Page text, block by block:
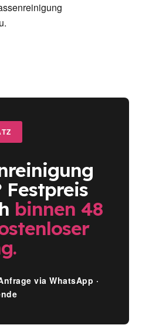
Festpreis
binnen 48
via WhatsApp ·